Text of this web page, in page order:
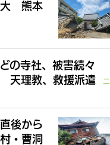
大 熊本
の寺社、被害続々
天理教、救援派遣
ニ
後から
・曹洞